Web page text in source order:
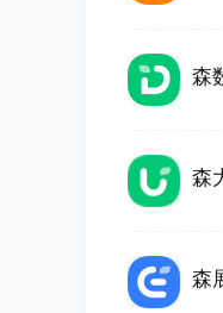
森
森
森